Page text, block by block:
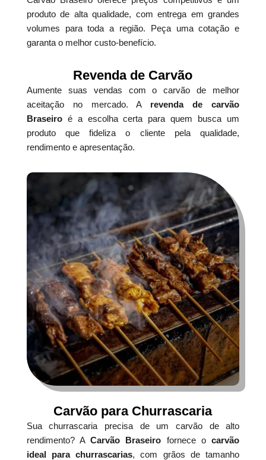
produto de alta qualidade, com entrega em grandes
volumes para toda a região. Peça uma cotação e
garanta o melhor custo-benefício.
Revenda de Carvão
Aumente suas vendas com o carvão de melhor
aceitação no mercado. A revenda de carvão
Braseiroé a escolha certa para quem busca um
produto que fideliza o cliente pela qualidade,
rendimento e apresentação.
Carvão para Churrascaria
Sua churrascaria precisa de um carvão de alto
rendimento? ACarvão Braseiro fornece ocarvão
ideal para churrascarias, com grãos de tamanho